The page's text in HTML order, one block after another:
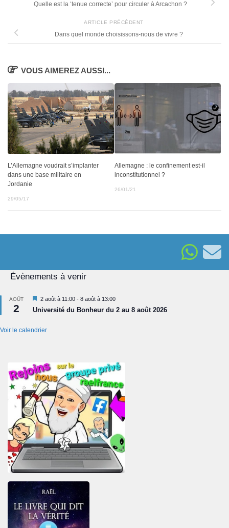
Quelle est la ‘tenue correcte’ pour circuler à Arcachon ?
ARTICLE PRÉCÉDENT
Dans quel monde choisissons-nous de vivre ?
VOUS AIMEREZ AUSSI...
L’Allemagne voudrait s’implanter
dans une base militaire en
Jordanie
29/05/17
Allemagne : le confinement est-il
inconstitutionnel ?
26/01/21
Évènements à venir
AOÛT
2
Mis
en
avant
2 août à 11:00 - 8 août à 13:00
Université du Bonheur du 2 au 8 août 2026
Voir le calendrier